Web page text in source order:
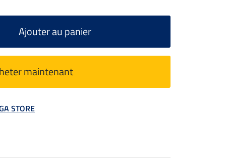
Ajouter au panier
maintenant
STORE